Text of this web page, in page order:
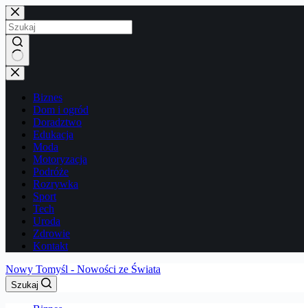
Przejdź
do
treści
Brak
wyników
Biznes
Dom i ogród
Doradztwo
Edukacja
Moda
Motoryzacja
Podróże
Rozrywka
Sport
Tech
Uroda
Zdrowie
Kontakt
Nowy Tomyśl - Nowości ze Świata
Szukaj